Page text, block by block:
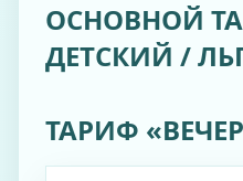
ОСНОВНОЙ
ДЕТСКИЙ /
ТАРИФ